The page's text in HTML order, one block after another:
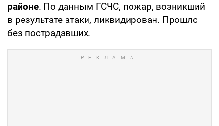
районе. По данным ГСЧС, пожар, возникший
в результате атаки, ликвидирован. Прошло
без пострадавших.